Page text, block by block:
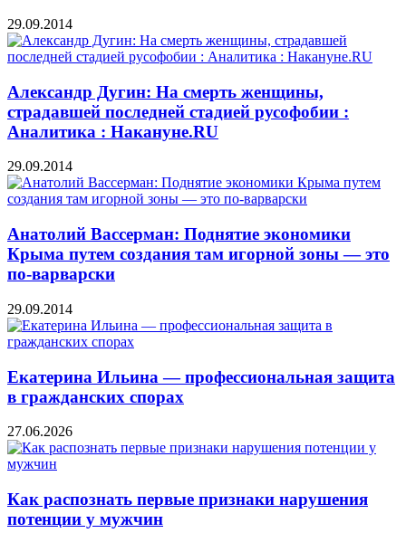
29.09.2014
Александр Дугин: На смерть женщины,
страдавшей последней стадией русофобии :
Аналитика : Накануне.RU
29.09.2014
Анатолий Вассерман: Поднятие экономики
Крыма путем создания там игорной зоны — это
по-варварски
29.09.2014
Екатерина Ильина — профессиональная защита
в гражданских спорах
27.06.2026
Как распознать первые признаки нарушения
потенции у мужчин